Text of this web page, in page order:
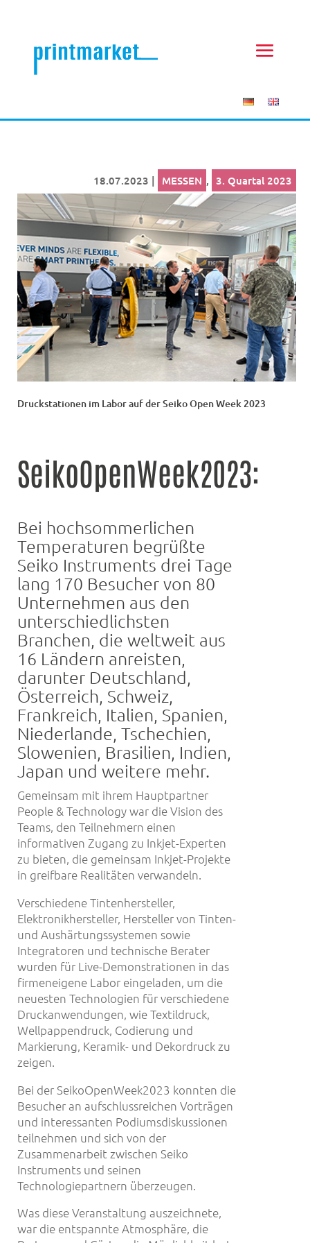
18.07.2023 | MESSEN , 3. Quartal 2023
Druckstationen im Labor auf der Seiko Open Week 2023
SeikoOpenWeek2023:
Bei hochsommerlichen
Temperaturen begrüßte
Seiko Instruments drei Tage
lang 170 Besucher von 80
Unternehmen aus den
unterschiedlichsten
Branchen, die weltweit aus
16 Ländern anreisten,
darunter Deutschland,
Österreich, Schweiz,
Frankreich, Italien, Spanien,
Niederlande, Tschechien,
Slowenien, Brasilien, Indien,
Japan und weitere mehr.
Gemeinsam mit ihrem Hauptpartner
People & Technology war die Vision des
Teams, den Teilnehmern einen
informativen Zugang zu Inkjet-Experten
zu bieten, die gemeinsam Inkjet-Projekte
in greifbare Realitäten verwandeln.
Verschiedene Tintenhersteller,
Elektronikhersteller, Hersteller von Tinten-
und Aushärtungssystemen sowie
Integratoren und technische Berater
wurden für Live-Demonstrationen in das
firmeneigene Labor eingeladen, um die
neuesten Technologien für verschiedene
Druckanwendungen, wie Textildruck,
Wellpappendruck, Codierung und
Markierung, Keramik- und Dekordruck zu
zeigen.
Bei der SeikoOpenWeek2023 konnten die
Besucher an aufschlussreichen Vorträgen
und interessanten Podiumsdiskussionen
teilnehmen und sich von der
Zusammenarbeit zwischen Seiko
Instruments und seinen
Technologiepartnern überzeugen.
Was diese Veranstaltung auszeichnete,
war die entspannte Atmosphäre, die